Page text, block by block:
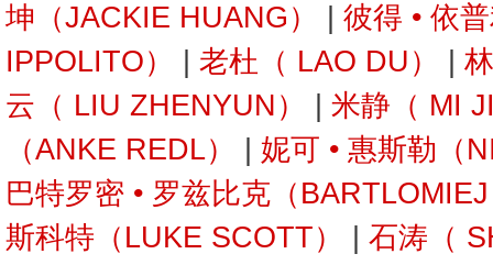
坤（JACKIE HUANG）
彼得 • 依
IPPOLITO）
老杜（ LAO DU）
云（ LIU ZHENYUN）
米静（ MI
（ANKE REDL）
妮可 • 惠斯勒（
巴特罗密 • 罗兹比克（
斯科特（LUKE SCOTT）
石涛（